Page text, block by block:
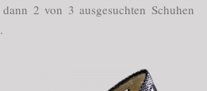
2 von 3 ausgesuchten Schuhen